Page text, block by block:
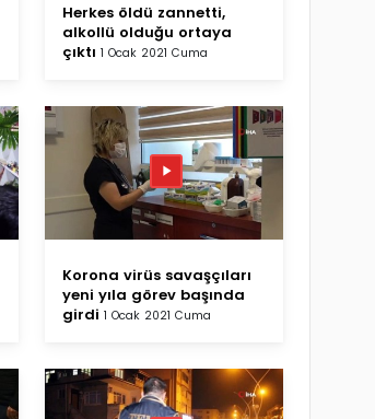
Herkes öldü zannetti,
alkollü olduğu ortaya
çıktı 1 Ocak 2021 Cuma
Korona virüs savaşçıları
yeni yıla görev başında
girdi 1 Ocak 2021 Cuma